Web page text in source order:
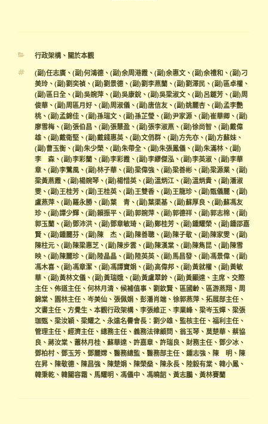
分
行政架構、 關於本觀
標
籤
(副)任志廣、 (副)何鴻德、 (副)余周港霞、 (副)余惠文、 (副)余禮和、 (副)刁
美玲、 (副)劉奕禎、 (副)劉景德、 (副)劉李燕蘭、 (副)劉澤民、 (副)區卓權、
(副)區日全、 (副)吳婉萍、 (副)吳康銳、 (副)吳梁淑文、 (副)呂鐩芳、 (副)周
俊華、 (副)周區月好、 (副)周淑儀、 (副)唐信友、 (副)姚麗杏、 (副)孟李艷
桃、 (副)孟錦佳、 (副)孫瑞文、 (副)孫芷瑩、 (副)尹家源、 (副)崔華卿、 (副)
廖雪梅、 (副)張伯昌、 (副)張慧盈、 (副)張李淑燕、 (副)徐尚智、 (副)戴偉
雄、 (副)戴衛堅、 (副)戴錢惠英、 (副)文俏群、 (副)方先亦、 (副)方蘇妹、
(副)曹玉衡、 (副)朱少榮、 (副)朱帶全、 (副)朱張鳳儀、 (副)朱滿林、 (副)
李 森、 (副)李彩蘭、 (副)李彩霞、 (副)李繆傑泓、 (副)李英淑、 (副)李華
章、 (副)李鷺風、 (副)林子華、 (副)梁偉強、 (副)梁善彬、 (副)梁源業、 (副)
梁黃燕霞、 (副)楊婉琴、 (副)楊惜英、 (副)溫炳江、 (副)溫炳貴、 (副)潘淑
雯、 (副)王桂芳、 (副)王桂英、 (副)王雙香、 (副)王龍珍、 (副)甄儀麗、 (副)
盧燕萍、 (副)羅永勝、 (副)葉 青、 (副)葉渠基、 (副)蘇厚良、 (副)蘇馮友
珍、 (副)譚少輝、 (副)賴振平、 (副)郭婉萍、 (副)郭德祥、 (副)郭志棉、 (副)
郭玉蘭、 (副)鄧沛洪、 (副)鄧章敏琦、 (副)鄭桂芳、 (副)鍾耀榮、 (副)鍾邵嘉
賢、 (副)鍾麗芬、 (副)陳 杰、 (副)陳善聰、 (副)陳子敬、 (副)陳家雯、 (副)
陳柱元、 (副)陳梁惠芝、 (副)陳步雲、 (副)陳漢棠、 (副)陳雋昆、 (副)陳雪
映、 (副)陳麗珍、 (副)陸晶晶、 (副)陸英英、 (副)馬昌發、 (副)馮景偉、 (副)
馮木喜、 (副)馮章潔、 (副)馮譚寶娟、 (副)高偉邦、 (副)黃就權、 (副)黃敏
華、 (副)黃林文儀、 (副)黃瑞娥、 (副)黃盧翠鈴、 (副)黃顯達、 主席、 交際
主任、 佈道主任、 何林月清、 候補值事、 劉欽賢、 區國齡、 區游燕翔 、 周
錦棠、 園林主任、 岑美仙、 張佩娟、 彭潘肖端、 徐郭燕萍、 拓展部主任、
文書主任、 方覺生、 本觀行政架構、 李張維正、 李業峰、 梁岑玉嬋、 梁張
珈甄、 梁汝穎、 梁耀之、 永遠名譽會長：劉少雄、 監核主任、 福利主任、
管理主任、 經濟主任、 總務主任、 義務法律顧問 、 翁玉琴、 莫楚華、 蔡協
良、 蔣汝棠、 蕭林月桂、 蘇華達、 許嘉章、 許瑞良、 財務主任、 鄧少冰、
鄧柏村、 鄧玉芳、 鄧麗嫦、 醫務總監、 醫務部主任、 鍾志強、 陳 明 、 陳
在昇、 陳敬德、 陳昌強、 陳楚娟、 陳榮燊、 陳永長、 陸毅有棠、 韓小鳳、
韓秉乾、 韓關容霜、 馬耀明 、 馮儀中、 馮曉韶、 黃志鵬、 黃林賽蘭